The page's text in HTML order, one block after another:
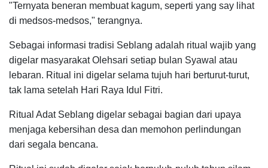
"Ternyata beneran membuat kagum, seperti yang say lihat
di medsos-medsos," terangnya.
Sebagai informasi tradisi Seblang adalah ritual wajib yang
digelar masyarakat Olehsari setiap bulan Syawal atau
lebaran. Ritual ini digelar selama tujuh hari berturut-turut,
tak lama setelah Hari Raya Idul Fitri.
Ritual Adat Seblang digelar sebagai bagian dari upaya
menjaga kebersihan desa dan memohon perlindungan
dari segala bencana.